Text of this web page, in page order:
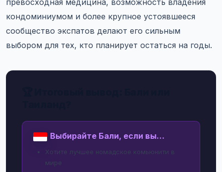
превосходная медицина, возможность владения
кондоминиумом и более крупное устоявшееся
сообщество экспатов делают его сильным
выбором для тех, кто планирует остаться на годы.
Выбирайте Бали, если вы…
Хотите лучшее номадское комьюнити в
мире